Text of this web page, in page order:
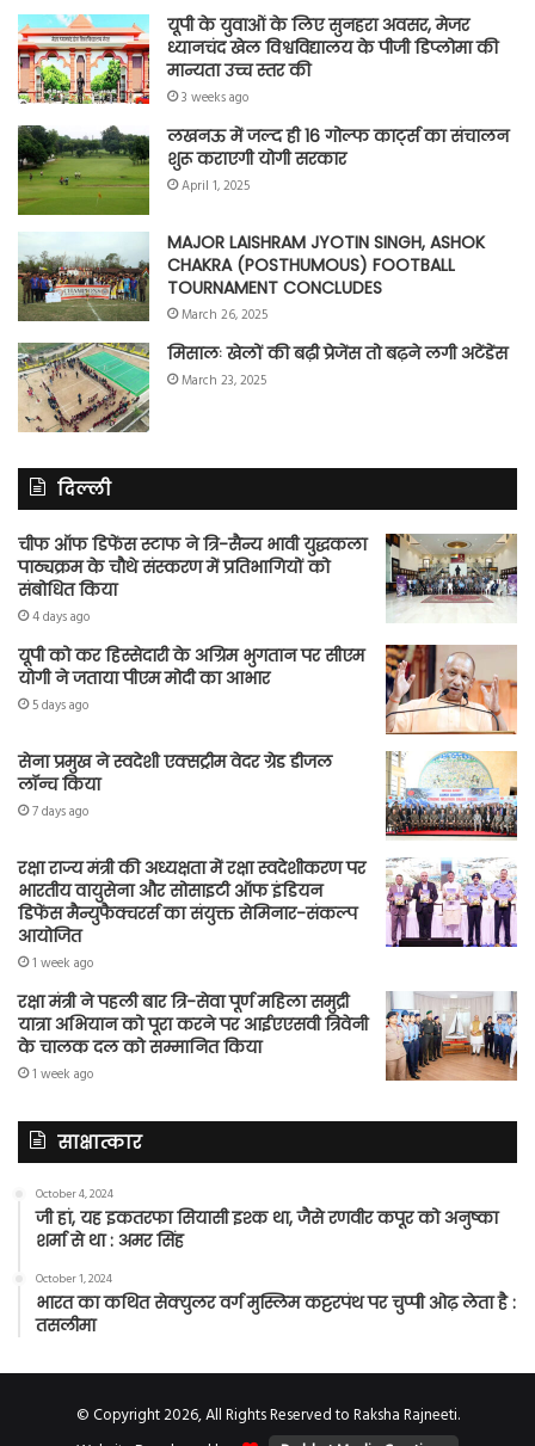
यूपी के युवाओं के लिए सुनहरा अवसर, मेजर
ध्यानचंद खेल विश्वविद्यालय के पीजी डिप्लोमा की
मान्यता उच्च स्तर की
3 weeks ago
लखनऊ में जल्द ही 16 गोल्फ कार्ट्स का संचालन
शुरू कराएगी योगी सरकार
April 1, 2025
MAJOR LAISHRAM JYOTIN SINGH, ASHOK
CHAKRA (POSTHUMOUS) FOOTBALL
TOURNAMENT CONCLUDES
March 26, 2025
मिसालः खेलों की बढ़ी प्रेजेंस तो बढ़ने लगी अटेंडेंस
March 23, 2025
दिल्ली
चीफ ऑफ डिफेंस स्टाफ ने त्रि-सैन्य भावी युद्धकला
पाठ्यक्रम के चौथे संस्करण में प्रतिभागियों को
संबोधित किया
4 days ago
यूपी को कर हिस्सेदारी के अग्रिम भुगतान पर सीएम
योगी ने जताया पीएम मोदी का आभार
5 days ago
सेना प्रमुख ने स्वदेशी एक्सट्रीम वेदर ग्रेड डीजल
लॉन्च किया
7 days ago
रक्षा राज्य मंत्री की अध्यक्षता में रक्षा स्वदेशीकरण पर
भारतीय वायुसेना और सोसाइटी ऑफ इंडियन
डिफेंस मैन्युफैक्चरर्स का संयुक्त सेमिनार-संकल्प
आयोजित
1 week ago
रक्षा मंत्री ने पहली बार त्रि-सेवा पूर्ण महिला समुद्री
यात्रा अभियान को पूरा करने पर आईएएसवी त्रिवेनी
के चालक दल को सम्मानित किया
1 week ago
साक्षात्कार
October 4, 2024
जी हां, यह इकतरफा सियासी इश्क था, जैसे रणवीर कपूर को अनुष्का
शर्मा से था : अमर सिंह
October 1, 2024
भारत का कथित सेक्युलर वर्ग मुस्लिम कट्टरपंथ पर चुप्पी ओढ़ लेता है :
तसलीमा
© Copyright 2026, All Rights Reserved to Raksha Rajneeti.